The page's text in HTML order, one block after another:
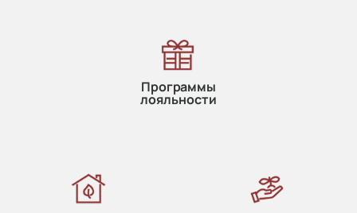
Программы
лояльности